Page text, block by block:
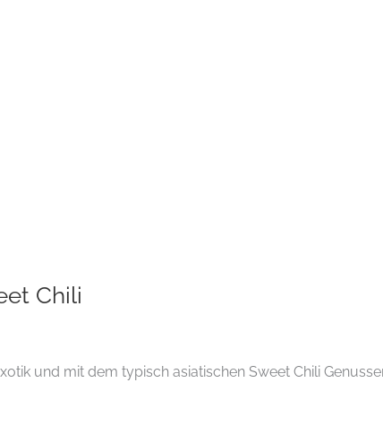
Chili
und mit dem typisch asiatischen Sweet Chili